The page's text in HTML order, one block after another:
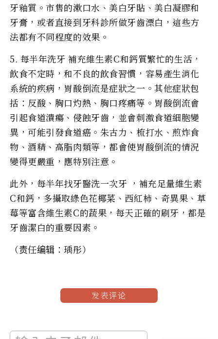
牙釉質。市售的漱口水、美白牙貼、美白凝膠和
牙膏，或者直接到牙科診所做牙齒漂白，這些方
法都有不同程度的效果。
5. 每半年洗牙 補充維生素C和鈣質繁忙的生活，
飲食不定時，和不良的飲食習慣，容易產生消化
系統的疾病，胃酸倒流是症狀之一。其他症狀包
括：反酸、胸口灼熱、胸口疼痛等。胃酸倒流會
引起食道潰瘍、侵蝕牙齒，並會刺激食道細胞變
異，可能引發食道癌。朱古力、梳打水、煎炸食
物、酒精、高脂肉類等，都會使胃酸倒流的情況
變得更嚴重，應特別注意。
此外，每半年找牙醫洗一次牙 ，補充足量維生素
C和鈣，多攝取綠色花椰菜、西紅柿、奇異果、草
莓等富含維生素C的蔬果，每天正確的刷牙，都是
牙齒潔白的重要因素。
（责任编辑：瑀彤）
发表评论